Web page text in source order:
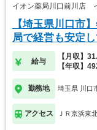
イオン薬局川口前川店
【埼玉県川口市
局で経営も安定
給与
【月収】
【年収】
勤務地 埼玉県 川口
アクセス ＪＲ京浜東